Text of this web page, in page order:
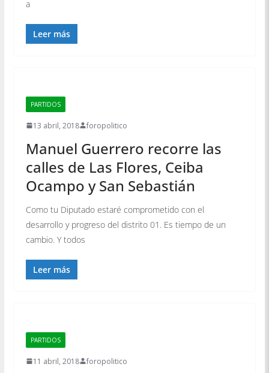
a
Leer más
PARTIDOS
13 abril, 2018 foropolitico
Manuel Guerrero recorre las
calles de Las Flores, Ceiba
Ocampo y San Sebastián
Como tu Diputado estaré comprometido con el
desarrollo y progreso del distrito 01. Es tiempo de un
cambio. Y todos
Leer más
PARTIDOS
11 abril, 2018 foropolitico